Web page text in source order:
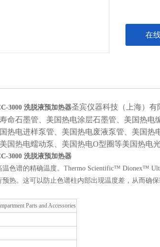
在
3000 洗脱液预加热器圣宾仪器科技（上海）有
命石墨管、美国热电涂层石墨管、美国热
热电进样泵管、美国热电废液泵管、美国
国热电蠕动泵、美国热电O型圈等美国热电
3000 洗脱液预加热器
色谱的精确温度。Thermo Scientific™ Dionex™
热。这可以防止色谱柱内部出现温度差，从而确保
Parts and Accessories